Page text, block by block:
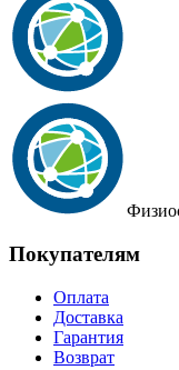
Покупателям
Оплата
Доставка
Гарантия
Возврат